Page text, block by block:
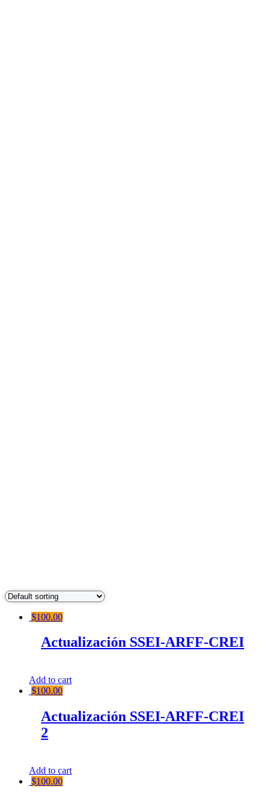
$100.00
Actualización SSEI-ARFF-CREI
Add to cart
$100.00
Actualización SSEI-ARFF-CREI
2
Add to cart
$100.00